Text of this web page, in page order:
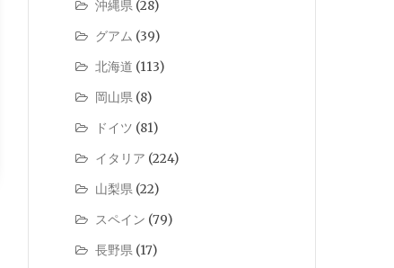
沖縄県 (28)
グアム (39)
北海道 (113)
岡山県 (8)
ドイツ (81)
イタリア (224)
山梨県 (22)
スペイン (79)
長野県 (17)